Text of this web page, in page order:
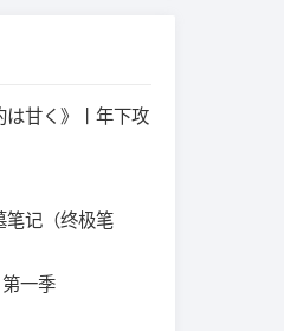
は甘く》丨年下攻
笔记（终极笔
一季